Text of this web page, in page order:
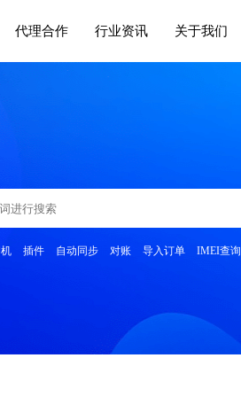
代理合作 行业资讯 关于我们
插件 自动同步 对账 导入订单 IMEI查询